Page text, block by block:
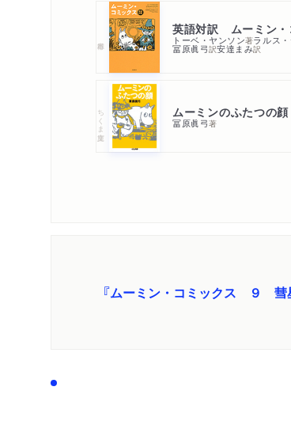
英語対訳 ムーミン・
トーベ・ヤンソン著ラルス
冨原眞弓訳安達まみ訳
ちくま文庫 ムーミンのふたつの顔
冨原眞弓著
『ムーミン・コミックス ９ 彗